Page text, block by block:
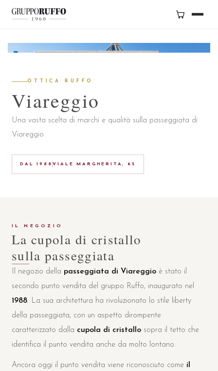
CONTATTI
SHOP
OTTICA RUFFO
Viareggio
Una vasta scelta di marchi e qualità sulla passeggiata di
Viareggio.
DAL 1988 VIALE MARGHERITA, 65
IL NEGOZIO
La cupola di cristallo
sulla passeggiata
Il negozio della passeggiata di Viareggio è stato il
secondo punto vendita del gruppo Ruffo, inaugurato nel
1988. La sua architettura ha rivoluzionato lo stile liberty
della passeggiata, con un aspetto dirompente
caratterizzato dalla cupola di cristallo sopra il tetto che
identifica il punto vendita anche da molto lontano.
Ancora oggi il punto vendita viene riconosciuto come il